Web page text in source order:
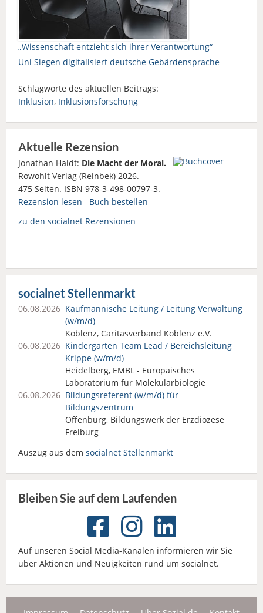
„Wissenschaft entzieht sich ihrer Verantwortung“
Uni Siegen digitalisiert deutsche Gebärdensprache
Schlagworte des aktuellen Beitrags:
Inklusion, Inklusionsforschung
Aktuelle Rezension
Jonathan Haidt: Die Macht der Moral.
Rowohlt Verlag (Reinbek) 2026.
475 Seiten. ISBN 978-3-498-00797-3.
Rezension lesen
Buch bestellen
zu den socialnet Rezensionen
socialnet Stellenmarkt
06.08.2026 Kaufmännische Leitung / Leitung Verwaltung
(w/m/d)
Koblenz, Caritasverband Koblenz e.V.
06.08.2026 Kindergarten Team Lead / Bereichsleitung
Krippe (w/m/d)
Heidelberg, EMBL - Europäisches
Laboratorium für Molekularbiologie
06.08.2026 Bildungsreferent (w/m/d) für
Bildungszentrum
Offenburg, Bildungswerk der Erzdiözese
Freiburg
Auszug aus dem socialnet Stellenmarkt
Bleiben Sie auf dem Laufenden
Auf unseren Social Media-Kanälen informieren wir Sie
über Aktionen und Neuigkeiten rund um socialnet.